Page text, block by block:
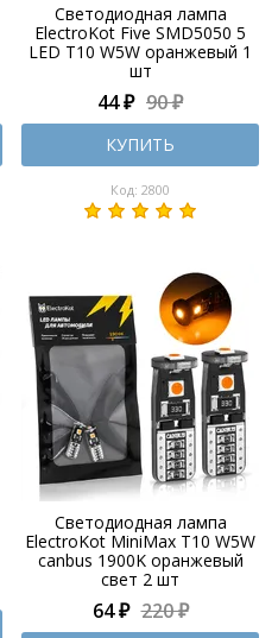
Cветодиодная лампа
ElectroKot Five SMD5050 5
LED T10 W5W оранжевый 1
шт
44 ₽ 90 ₽
КУПИТЬ
Код: 2800
Светодиодная лампа
ElectroKot MiniMax T10 W5W
canbus 1900K оранжевый
свет 2 шт
64 ₽ 220 ₽